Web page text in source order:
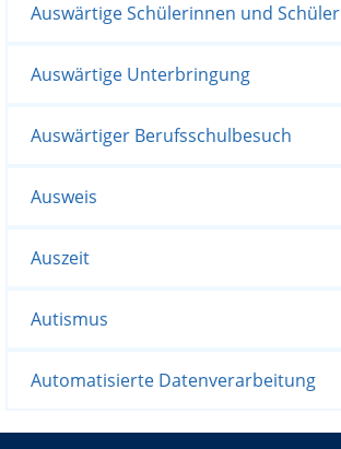
Auswärtige Schülerinnen und Schüler
Auswärtige Unterbringung
Auswärtiger Berufsschulbesuch
Ausweis
Auszeit
Autismus
Automatisierte Datenverarbeitung